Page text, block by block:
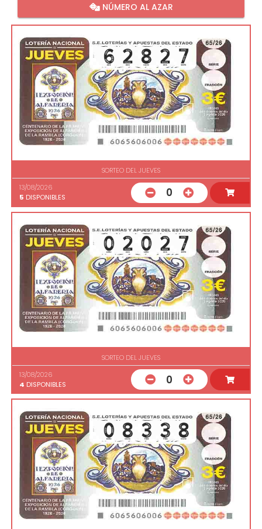
NÚMERO AL AZAR
SORTEO DEL JUEVES
13/08/2026
5 DISPONIBLES 0
SORTEO DEL JUEVES
13/08/2026
4 DISPONIBLES 0